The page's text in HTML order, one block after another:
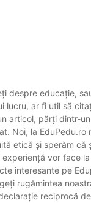
despre educație,
lucru, ar fi util să
articol, părți dintr-
Noi, la EduPedu.ro
etică și sperăm că
experiență vor face
interesante pe
rugămintea
reciprocă